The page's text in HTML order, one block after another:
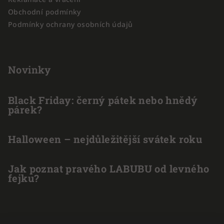
Obchodní podmínky
Podmínky ochrany osobních údajů
Novinky
Black Friday: černý pátek nebo hnědý
párek?
Halloween – nejdůležitější svátek roku
Jak poznat pravého LABUBU od levného
fejku?